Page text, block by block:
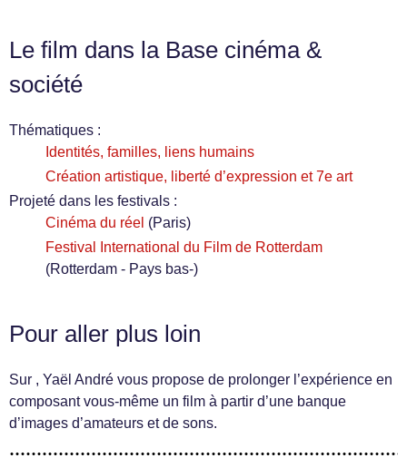
Le film dans la Base cinéma &
société
Thématiques :
Identités, familles, liens humains
Création artistique, liberté d’expression et 7e art
Projeté dans les festivals :
Cinéma du réel (Paris)
Festival International du Film de Rotterdam
(Rotterdam - Pays bas-)
Pour aller plus loin
Sur , Yaël André vous propose de prolonger l’expérience en
composant vous-même un film à partir d’une banque
d’images d’amateurs et de sons.